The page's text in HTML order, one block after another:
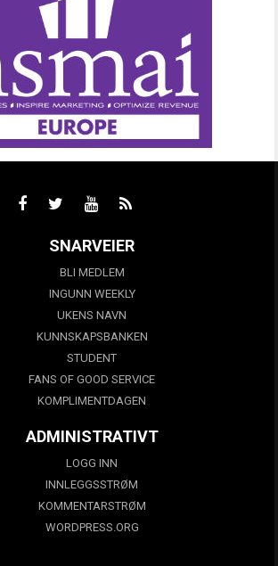
SNARVEIER
BLI MEDLEM
INGUNN WEEKLY
UKENS NAVN
KUNNSKAPSBANKEN
STUDENT
FANS OF GOOD SERVICE
KOMPLIMENTDAGEN
ADMINISTRATIVT
LOGG INN
INNLEGGSSTRØM
KOMMENTARSTRØM
WORDPRESS.ORG